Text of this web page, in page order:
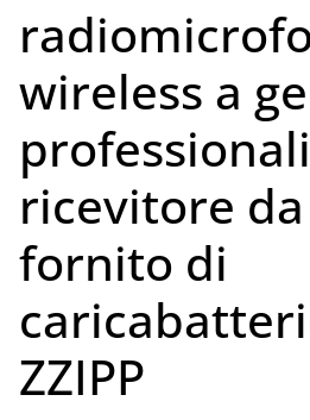
wireless a
ricevitore
fornito di
ZZIPP